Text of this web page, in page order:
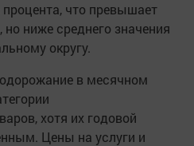
процента, что превышает
ниже среднего значения
округу.
в месячном
хотя их годовой
Цены на услуги и